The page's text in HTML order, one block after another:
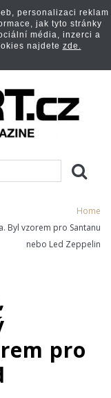
Home
Byl vzorem pro Santanu
nebo Led Zeppelin
pro
personalizaci reklam
jak tyto stránky
média, inzerci a
najdete zde.